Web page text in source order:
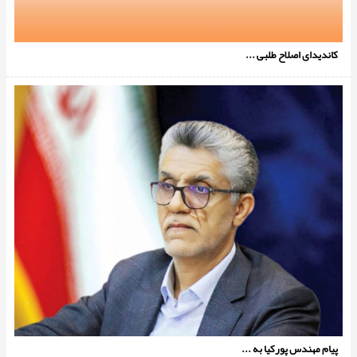
کاندیدای اصلاح طلبی ...
پیام مهندس پورکیا به ...